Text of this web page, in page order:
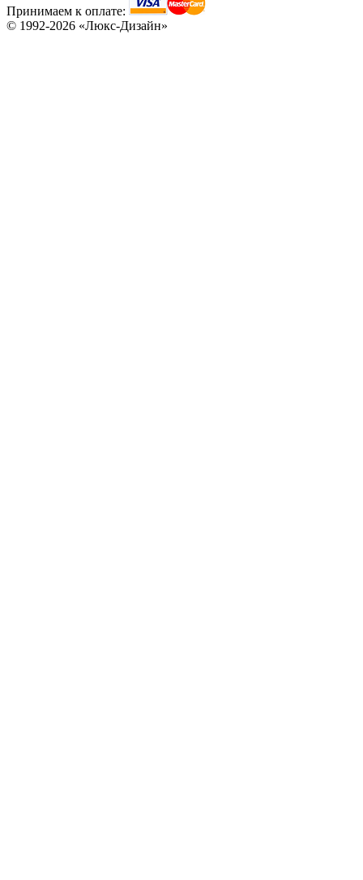
Принимаем к оплате:
© 1992-2026 «Люкс-Дизайн»